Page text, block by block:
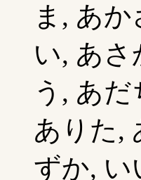
ま, あ
い, あ
う, あ
ありた,
ずか, い